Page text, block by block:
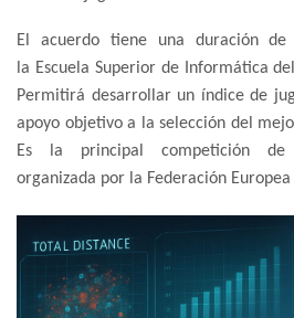
El acuerdo tiene una duración de
la Escuela Superior de Informática
Permitirá desarrollar un índice de
apoyo objetivo a la selección del
Es la principal competición de
organizada por la Federación